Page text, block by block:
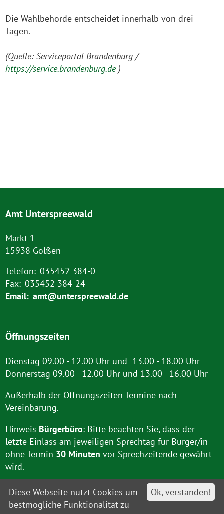
Die Wahlbehörde entscheidet innerhalb von drei
Tagen.
(Quelle: Serviceportal Brandenburg /
https://service.brandenburg.de)
Amt Unterspreewald
Markt 1
15938 Golßen
Telefon: 035452 384-0
Fax: 035452 384-24
Email: amt@unterspreewald.de
Öffnungszeiten
Dienstag 09.00 - 12.00 Uhr und 13.00 - 18.00 Uhr
Donnerstag 09.00 - 12.00 Uhr und 13.00 - 16.00 Uhr
Außerhalb der Öffnungszeiten Termine nach
Vereinbarung.
Hinweis Bürgerbüro: Bitte beachten Sie, dass der
letzte Einlass am jeweiligen Sprechtag für Bürger/in
ohneTermin 30 Minuten vor Sprechzeitende gewährt
wird.
Ok, verstanden!
Diese Webseite nutzt Cookies um
bestmögliche Funktionalität zu